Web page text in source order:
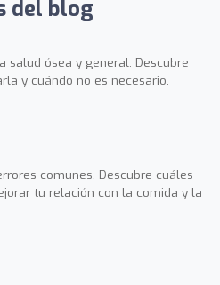
del blog
salud ósea y general. Descubre
y cuándo no es necesario.
comunes. Descubre cuáles
tu relación con la comida y la